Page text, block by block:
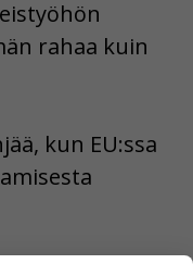
rahaa kuin
kun EU:ssa